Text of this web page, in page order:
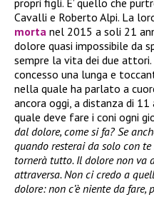
propri figli. E’ quello che
Cavalli e Roberto Alpi. La
morta nel 2015 a soli 21
dolore quasi impossibile da
sempre la vita dei due
concesso una lunga e
nella quale ha parlato a
ancora oggi, a distanza di
quale deve fare i coni ogni
dal dolore, come si fa? Se
quando resterai da solo con
tornerà tutto. Il dolore non va
attraversa. Non ci credo a
dolore: non c’è niente da fare,